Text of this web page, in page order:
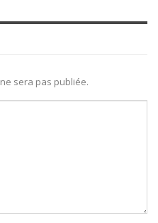
sera pas publiée.